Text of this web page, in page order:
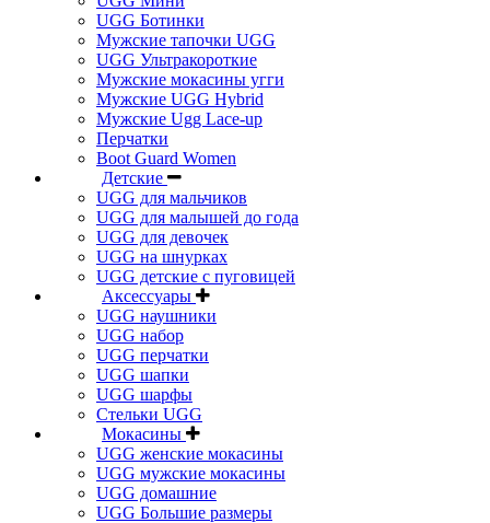
UGG Ботинки
Мужские тапочки UGG
UGG Ультракороткие
Мужские мокасины угги
Мужские UGG Hybrid
Мужские Ugg Lace-up
Перчатки
Boot Guard Women
Детские
UGG для мальчиков
UGG для малышей до года
UGG для девочек
UGG на шнурках
UGG детские с пуговицей
Аксессуары
UGG наушники
UGG набор
UGG перчатки
UGG шапки
UGG шарфы
Стельки UGG
Мокасины
UGG женские мокасины
UGG мужские мокасины
UGG домашние
UGG Большие размеры